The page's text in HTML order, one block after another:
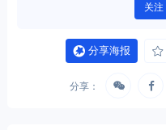
关注
分享海报
分享：